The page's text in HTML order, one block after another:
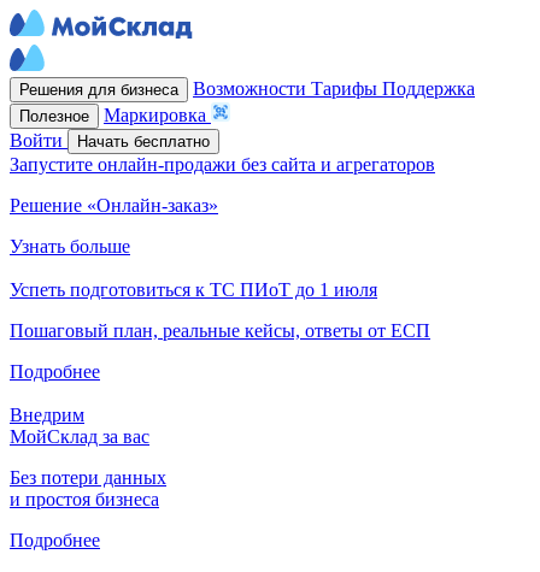
Решения для бизнеса Возможности Тарифы Поддержка
Полезное
Маркировка
Войти
Начать бесплатно
Запустите онлайн-продажи без сайта и агрегаторов
Решение «Онлайн-заказ»
Узнать больше
Успеть подготовиться к ТС ПИоТ до 1 июля
Пошаговый план, реальные кейсы, ответы от ЕСП
Подробнее
Внедрим
МойСклад за вас
Без потери данных
и простоя бизнеса
Подробнее